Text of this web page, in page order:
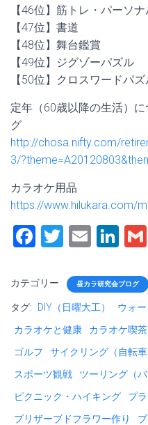
【46位】筋トレ・パーソ
【47位】書道
【48位】舞台鑑賞
【49位】ジグゾーパズル
【50位】クロスワードパズ
定年（60歳以降の生活）
グ
http://chosa.nifty.com/
3/
カラオケ用品
https://www.hilukara.com/
F
ce
b
o
ok
T
tt
er
E
ai
l
Li
e
dI
n
カテゴリー: 昼カラ研究会ブログ
タグ: DIY（日曜大工） ウォ
カラオケと健康
カラオケ喫茶
ゴルフ
サイクリング（自転車
スポーツ観戦
ツーリング（バ
ピクニック・ハイキング
プ
プリザーブドフラワー作り